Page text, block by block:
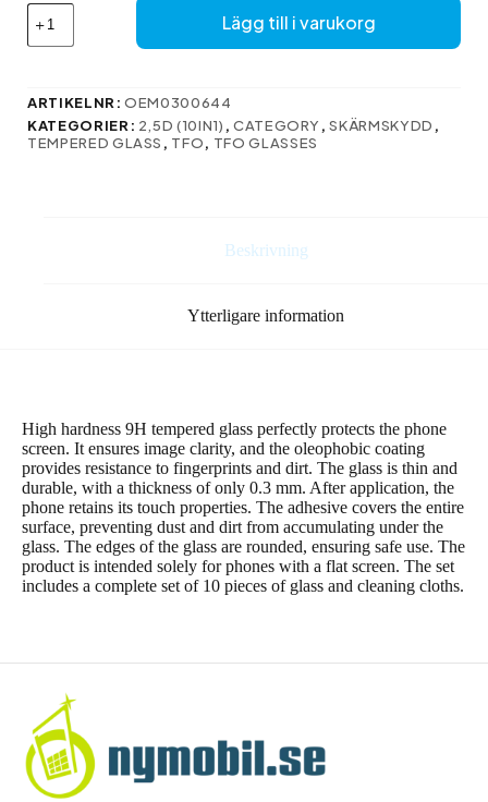
Här
är
översättningen
svenska:
Lägg till i varukorg
ARTIKELNR:OEM0300644
KATEGORIER: 2,5D (10IN1) , CATEGORY ,SKÄRMSKYDD ,
TEMPERED GLASS , TFO, TFO GLASSES
Beskrivning
Ytterligare information
High hardness 9H tempered glass perfectly protects the phone
screen. It ensures image clarity, and the oleophobic coating
provides resistance to fingerprints and dirt. The glass is thin and
durable, with a thickness of only 0.3 mm. After application, the
phone retains its touch properties. The adhesive covers the entire
surface, preventing dust and dirt from accumulating under the
glass. The edges of the glass are rounded, ensuring safe use. The
product is intended solely for phones with a flat screen. The set
includes a complete set of 10 pieces of glass and cleaning cloths.